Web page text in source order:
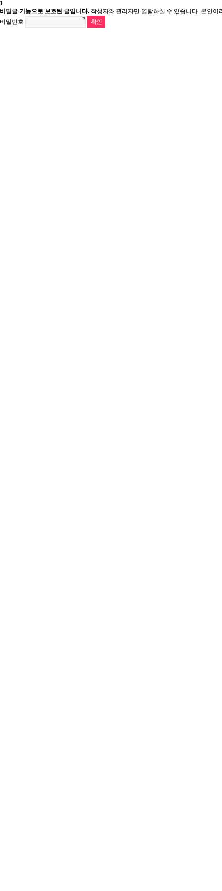
1
비밀글 기능으로 보호된 글입니다. 작성자와 관리자만 열람하실 수 있습니다. 본인이
비밀번호